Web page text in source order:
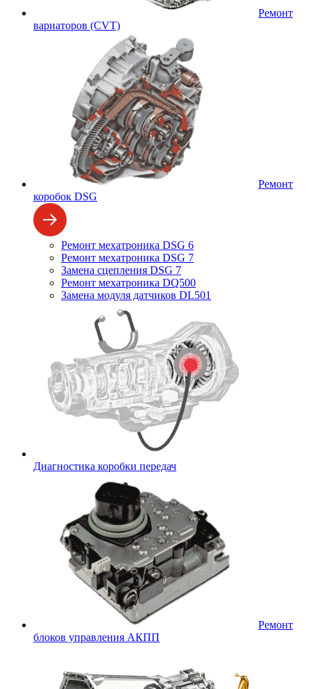
Ремонт
вариаторов (CVT)
Ремонт
коробок DSG
Ремонт мехатроника DSG 6
Ремонт мехатроника DSG 7
Замена сцепления DSG 7
Ремонт мехатроника DQ500
Замена модуля датчиков DL501
Диагностика коробки передач
Ремонт
блоков управления АКПП